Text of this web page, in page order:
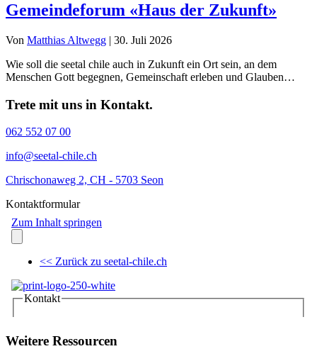
Gemeindeforum «Haus der Zukunft»
Von Matthias Altwegg | 30. Juli 2026
Wie soll die seetal chile auch in Zukunft ein Ort sein, an dem
Menschen Gott begegnen, Gemeinschaft erleben und Glauben…
Trete mit uns in Kontakt.
062 552 07 00
info@seetal-chile.ch
Chrischonaweg 2, CH - 5703 Seon
Kontaktformular
Weitere Ressourcen